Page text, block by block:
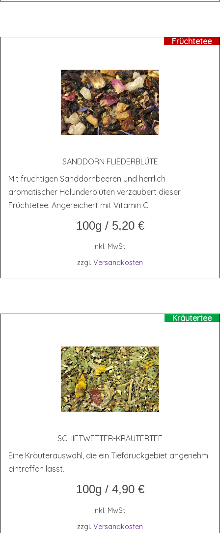
Früchtetee
SAND­DORN FLIEDERBLÜTE
Mit fruchtigen Sanddornbeeren und herrlich
aromatischer Holunderblüten verzaubert dieser
Früchtetee. Angereichert mit Vitamin C.
100g / 5,20 €
inkl. MwSt.
zzgl. Versandkosten
Kräutertee
SCHIET­WET­TER-KRÄU­TER­TEE
Eine Kräuterauswahl, die ein Tiefdruckgebiet angenehm
eintreffen lässt.
100g / 4,90 €
inkl. MwSt.
zzgl. Versandkosten